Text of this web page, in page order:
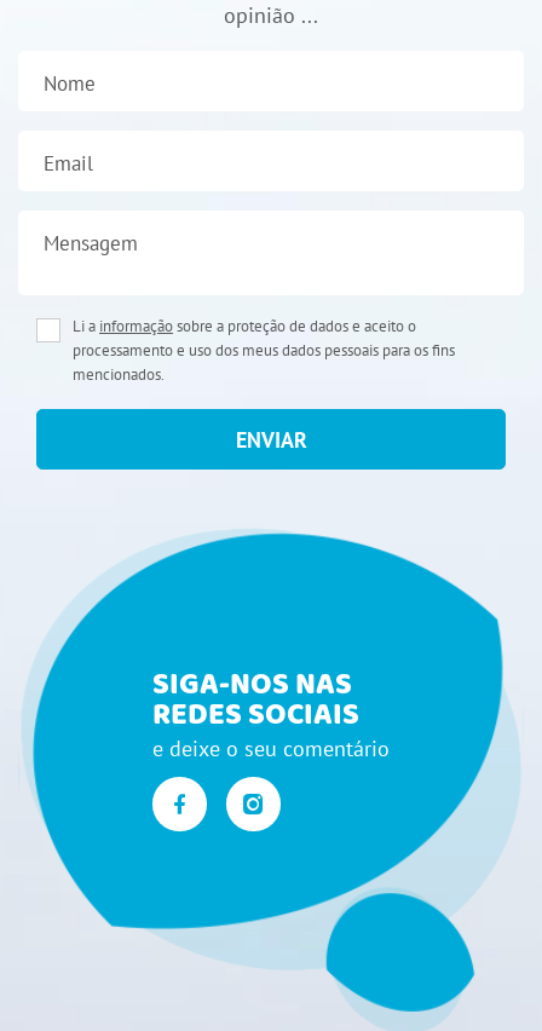
opinião ...
Nome
Email
Mensagem
Li a informaçãosobre a proteção de dados e aceito o
processamento e uso dos meus dados pessoais para os fins
mencionados.
ENVIAR
SIGA-NOS NAS
REDES SOCIAIS
e deixe o seu comentário